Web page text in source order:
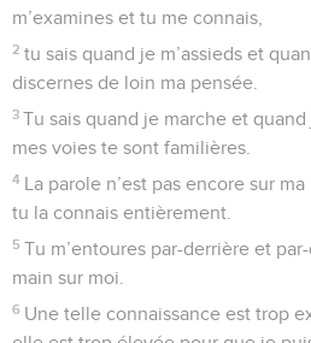
m’examines et tu me connais,
2 tu sais quand je m’assieds et
discernes de loin ma pensée.
3 Tu sais quand je marche et
mes voies te sont familières.
4 La parole n’est pas encore sur
tu la connais entièrement.
5 Tu m’entoures par-derrière et
main sur moi.
6 Une telle connaissance est trop